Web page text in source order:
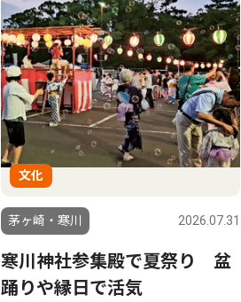
文化
茅ヶ崎・寒川 2026.07.31
寒川神社参集殿で夏祭り 盆
踊りや縁日で活気